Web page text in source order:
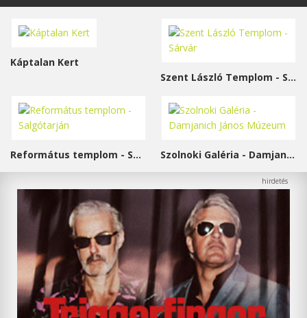
Káptalan Kert
Szent László Templom - Sárvár
Református templom - Salgótarján Szolnoki Galéria - Damjanich János Múzeum